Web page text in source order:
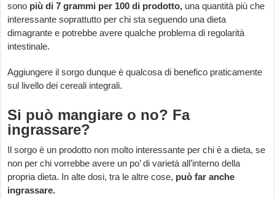
sono più di 7 grammi per 100 di prodotto, una quantità più che
interessante soprattutto per chi sta seguendo una dieta
dimagrante e potrebbe avere qualche problema di regolarità
intestinale.
Aggiungere il sorgo dunque è qualcosa di benefico praticamente
sul livello dei cereali integrali.
Si può mangiare o no? Fa
ingrassare?
Il sorgo è un prodotto non molto interessante per chi è a dieta, se
non per chi vorrebbe avere un po’ di varietà all’interno della
propria dieta. In alte dosi, tra le altre cose, può far anche
ingrassare.